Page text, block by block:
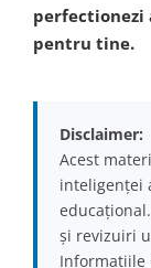
pentru tine.
Disclaimer:
Acest
inteligenței
și revizuiri
Informațiile